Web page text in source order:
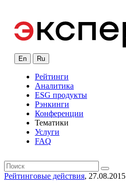
En Ru
Рейтинги
Аналитика
ESG продукты
Рэнкинги
Конференции
Тематики
Услуги
FAQ
Рейтинговые действия, 27.08.2015